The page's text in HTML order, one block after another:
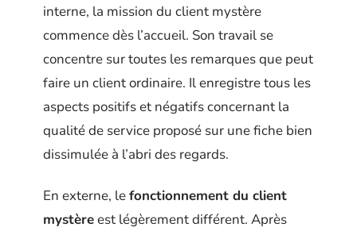
interne, la mission du client mystère
commence dès l’accueil. Son travail se
concentre sur toutes les remarques que peut
faire un client ordinaire. Il enregistre tous les
aspects positifs et négatifs concernant la
qualité de service proposé sur une fiche bien
dissimulée à l’abri des regards.
En externe, lefonctionnement du client
mystèreest légèrement différent. Après